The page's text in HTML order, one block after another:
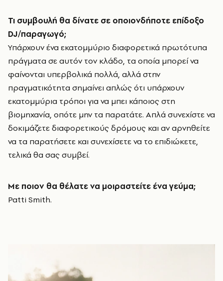
Τι συμβουλή θα δίνατε σε οποιονδήποτε επίδοξο
DJ/παραγωγό;
Υπάρχουν ένα εκατομμύριο διαφορετικά πρωτότυπα
πράγματα σε αυτόν τον κλάδο, τα οποία μπορεί να
φαίνονται υπερβολικά πολλά, αλλά στην
πραγματικότητα σημαίνει απλώς ότι υπάρχουν
εκατομμύρια τρόποι για να μπει κάποιος στη
βιομηχανία, οπότε μην τα παρατάτε. Απλά συνεχίστε να
δοκιμάζετε διαφορετικούς δρόμους και αν αρνηθείτε
να τα παρατήσετε και συνεχίσετε να το επιδιώκετε,
τελικά θα σας συμβεί.
Με ποιον θα θέλατε να μοιραστείτε ένα γεύμα;
Patti Smith.